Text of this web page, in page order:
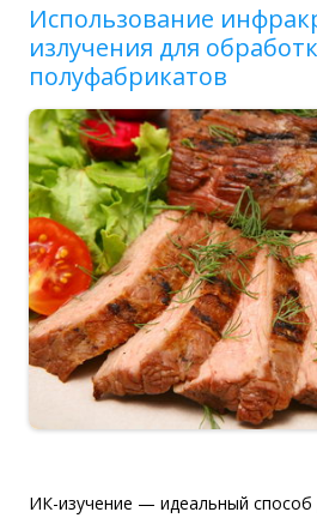
Использование
излучения для
полуфабрикатов
ИК-изучение — идеальный способ